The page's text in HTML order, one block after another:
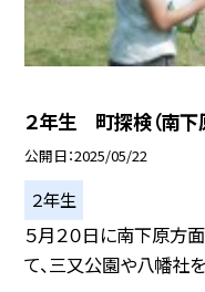
２年生 町探検（南下
公開日 2025/05/22
２年生
５月２０日に南下原方
て、三又公園や八幡社